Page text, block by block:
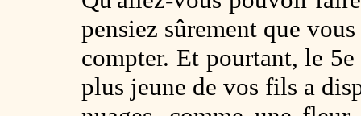
pensiez sûrement que
compter. Et pourtant, le
plus jeune de vos fils a